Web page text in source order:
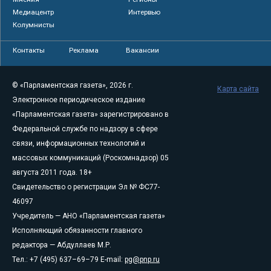
Медиацентр
Интервью
Колумнисты
Контакты Реклама Вакансии
© «Парламентская газета», 2026 г.
Электронное периодическое издание
«Парламентская газета» зарегистрировано в
Федеральной службе по надзору в сфере
связи, информационных технологий и
массовых коммуникаций (Роскомнадзор) 05
августа 2011 года. 18+
Свидетельство о регистрации Эл № ФС77-
46097
Учредитель — АНО «Парламентская газета»
Исполняющий обязанности главного
редактора — Абдуллаев М.Р.
Тел.: +7 (495) 637–69–79 E-mail: pg@pnp.ru
Карта сайта